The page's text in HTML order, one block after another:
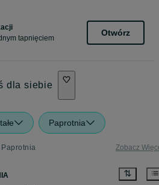
tapnięciem
Otwórz
dla siebie
Paprotnia
Paprotnia Zobacz